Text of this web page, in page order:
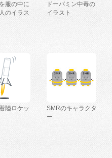
服の中に
のイラス
ドーパミン中毒の
イラスト
陸ロケッ
SMRのキャラクタ
ー